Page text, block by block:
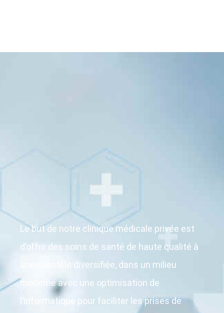
Le but de notre clinique médicale privée est
d’offrir des soins de santé de haute qualité à
une clientèle diversifiée, dans un milieu
moderne avec une optimisation de
l’informatique pour faciliter les prises de